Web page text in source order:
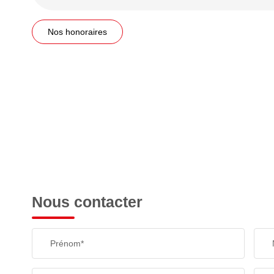
Nos honoraires
Nous contacter
Prénom*